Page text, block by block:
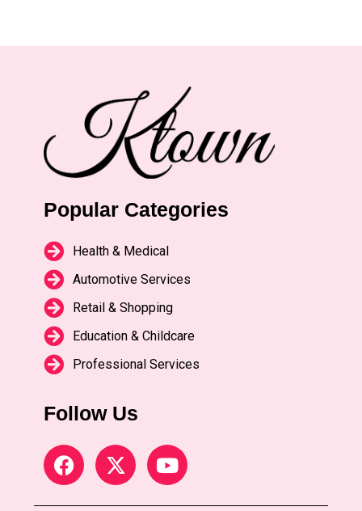
Popular Categories
Health & Medical
Automotive Services
Retail & Shopping
Education & Childcare
Professional Services
Follow Us